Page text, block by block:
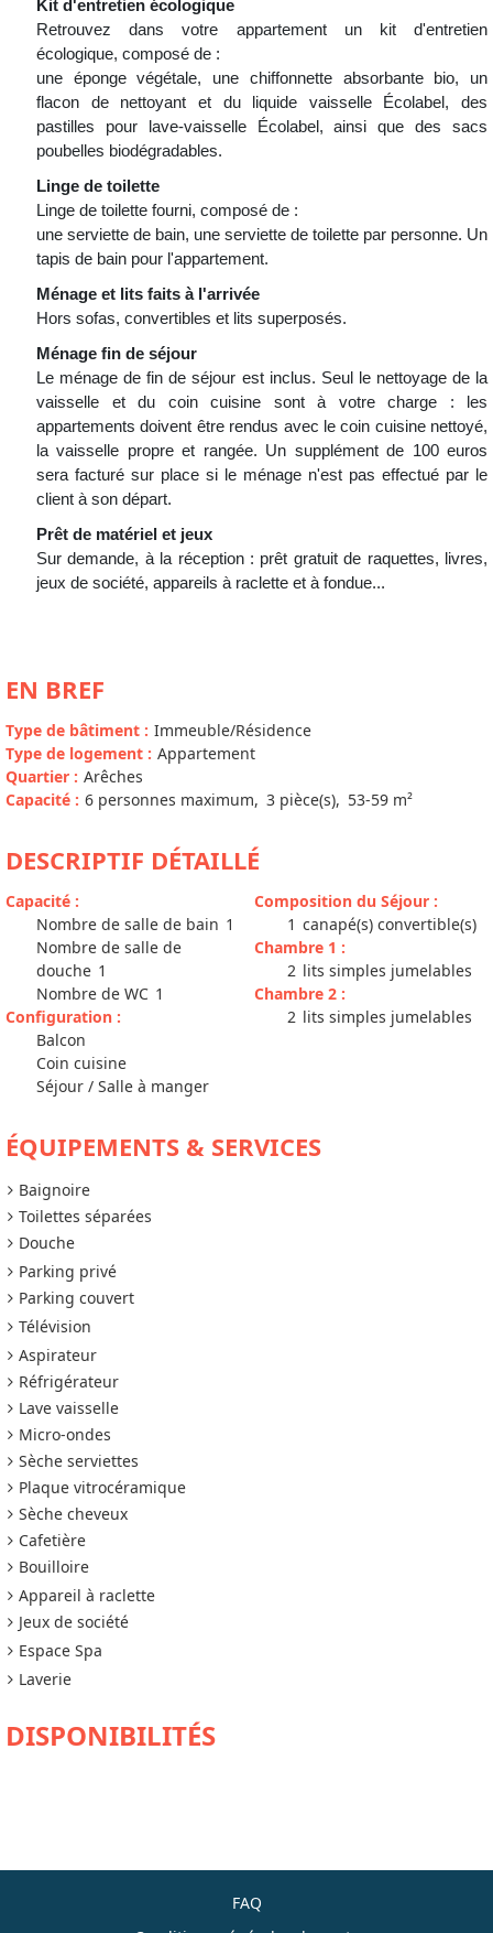
Kit d'entretien écologique
Retrouvez dans votre appartement un kit d'entretien
écologique, composé de :
une éponge végétale, une chiffonnette absorbante bio, un
flacon de nettoyant et du liquide vaisselle Écolabel, des
pastilles pour lave-vaisselle Écolabel, ainsi que des sacs
poubelles biodégradables.
Linge de toilette
Linge de toilette fourni, composé de :
une serviette de bain, une serviette de toilette par personne. Un
tapis de bain pour l'appartement.
Ménage et lits faits à l'arrivée
Hors sofas, convertibles et lits superposés.
Ménage fin de séjour
Le ménage de fin de séjour est inclus. Seul le nettoyage de la
vaisselle et du coin cuisine sont à votre charge : les
appartements doivent être rendus avec le coin cuisine nettoyé,
la vaisselle propre et rangée. Un supplément de 100 euros
sera facturé sur place si le ménage n'est pas effectué par le
client à son départ.
Prêt de matériel et jeux
Sur demande, à la réception : prêt gratuit de raquettes, livres,
jeux de société, appareils à raclette et à fondue...
EN BREF
Type de bâtiment : Immeuble/Résidence
Type de logement : Appartement
Quartier : Arêches
Capacité : 6 personnes maximum 3 pièce(s) 53-59 m²
DESCRIPTIF DÉTAILLÉ
Capacité :
Nombre de salle de bain 1
Nombre de salle de
douche 1
Nombre de WC 1
Configuration :
Balcon
Coin cuisine
Séjour / Salle à manger
Composition du Séjour :
1 canapé(s) convertible(s)
Chambre 1 :
2 lits simples jumelables
Chambre 2 :
2 lits simples jumelables
ÉQUIPEMENTS & SERVICES
Baignoire
Toilettes séparées
Douche
Parking privé
Parking couvert
Télévision
Aspirateur
Réfrigérateur
Lave vaisselle
Micro-ondes
Sèche serviettes
Plaque vitrocéramique
Sèche cheveux
Cafetière
Bouilloire
Appareil à raclette
Jeux de société
Espace Spa
Laverie
DISPONIBILITÉS
FAQ